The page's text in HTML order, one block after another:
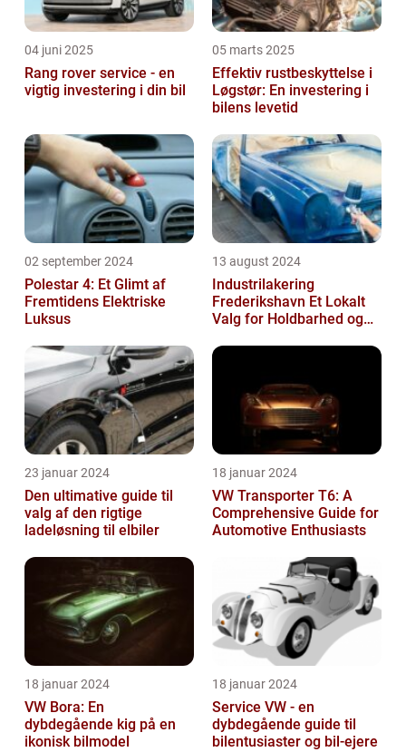
04 juni 2025
Rang rover service - en
vigtig investering i din bil
05 marts 2025
Effektiv rustbeskyttelse i
Løgstør: En investering i
bilens levetid
02 september 2024
Polestar 4: Et Glimt af
Fremtidens Elektriske
Luksus
13 august 2024
Industrilakering
Frederikshavn Et Lokalt
Valg for Holdbarhed og
23 januar 2024
Den ultimative guide til
valg af den rigtige
ladeløsning til elbiler
18 januar 2024
VW Transporter T6: A
Comprehensive Guide for
Automotive Enthusiasts
18 januar 2024
VW Bora: En
dybdegående kig på en
ikonisk bilmodel
18 januar 2024
Service VW - en
dybdegående guide til
bilentusiaster og bil-ejere